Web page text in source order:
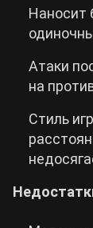
Наносит
Атаки
на
Стиль